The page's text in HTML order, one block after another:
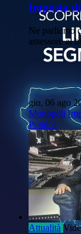
Imposta
Ne parliamo
assessore al
gio, 06 ago
Monopoli
Politica
Attualità